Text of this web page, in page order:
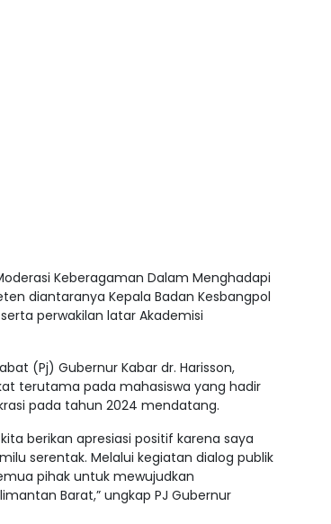
Keberagaman Dalam Menghadapi
diantaranya Kepala Badan Kesbangpol
serta perwakilan latar Akademisi
(Pj) Gubernur Kabar dr. Harisson,
terutama pada mahasiswa yang hadir
pada tahun 2024 mendatang.
berikan apresiasi positif karena saya
serentak. Melalui kegiatan dialog publik
pihak untuk mewujudkan
Barat,” ungkap PJ Gubernur